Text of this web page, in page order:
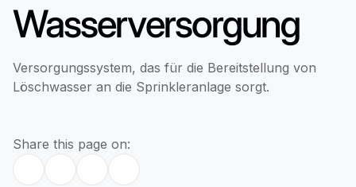
Wasserversorgung
Versorgungssystem, das für die Bereitstellung von
Löschwasser an die Sprinkleranlage sorgt.
Share this page on: